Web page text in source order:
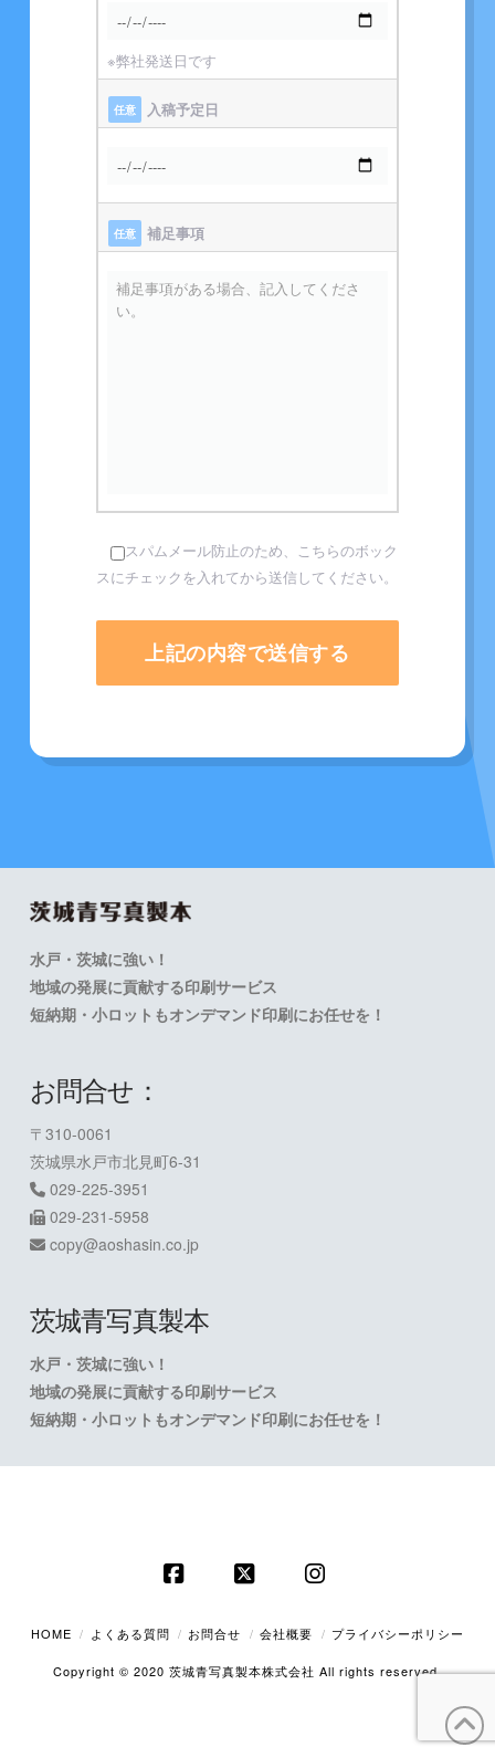
※弊社発送日です
任意 入稿予定日
任意 補足事項
スパムメール防止のため、こちらのボック
スにチェックを入れてから送信してください。
水戸・茨城に強い！
地域の発展に貢献する印刷サービス
短納期・小ロットもオンデマンド印刷にお任せを！
お問合せ：
〒310-0061
茨城県水戸市北見町6-31
029-225-3951
029-231-5958
copy@aoshasin.co.jp
茨城青写真製本
水戸・茨城に強い！
地域の発展に貢献する印刷サービス
短納期・小ロットもオンデマンド印刷にお任せを！
Facebook
X Instagram
HOME よくある質問 お問合せ 会社概要 プライバシーポリシー
Copyright © 2020 茨城青写真製本株式会社 All rights reserved.